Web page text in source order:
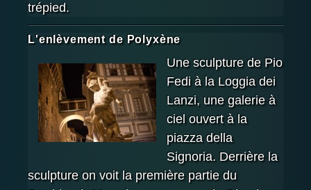
trépied.
L'enlèvement de Polyxène
Une sculpture de Pio
Fedi à la Loggia dei
Lanzi, une galerie à
ciel ouvert à la
piazza della
Signoria. Derrière la
sculpture on voit la première partie du